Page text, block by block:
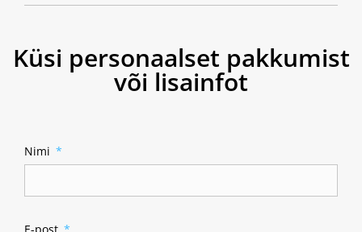
Küsi personaalset pakkumist
või lisainfot
Nimi